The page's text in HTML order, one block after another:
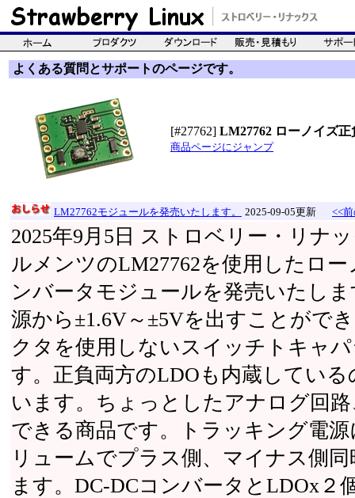
よくある質問とサポートのページです。
[#27762] LM27762 ローノイズ
商品ページにジャンプ
LM27762モジュールを発売いたします。 2025-09-05更新 <<
2025年9月5日 ストロベリー・リナ
ルメンツのLM27762を使用したロ
ンバータモジュールを発売いたし
源から±1.6V～±5Vを出すことがで
クタを使用しないスイッチトキャ
す。正負両方のLDOも内蔵してい
います。ちょっとしたアナログ回
できる商品です。トラッキング電
リュームでプラス側、マイナス側
ます。DC-DCコンバータとLDOx２